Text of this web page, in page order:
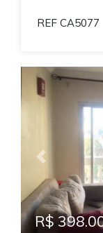
REF CA5077
Previous
R$